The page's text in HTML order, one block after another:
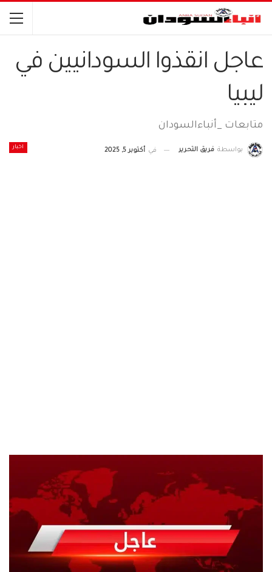
عاجل انقذوا السودانيين في
ليبيا
متابعات _أنباءالسودان
اخبار بواسطة فريق التحرير في أكتوبر 5, 2025